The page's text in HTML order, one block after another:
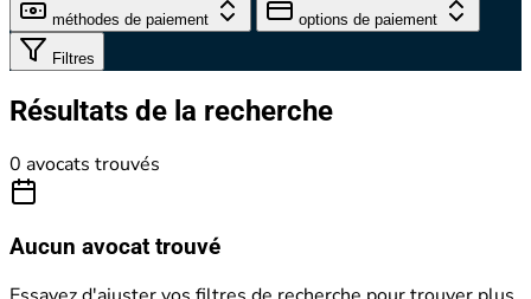
méthodes de paiement options de paiement
Filtres
Résultats de la recherche
0 avocats trouvés
Aucun avocat trouvé